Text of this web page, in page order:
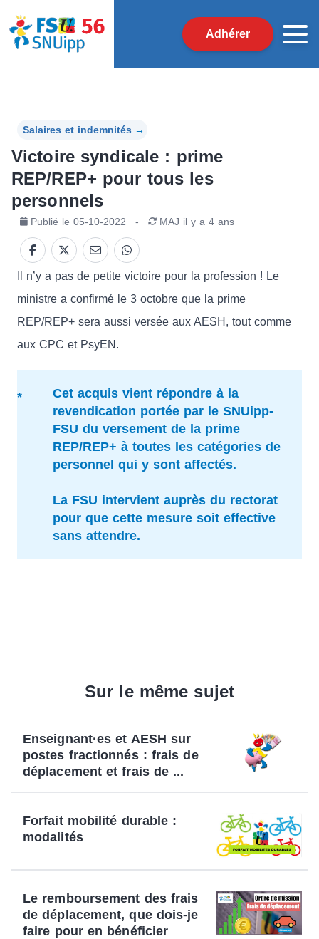
Adhérer
Salaires et indemnités →
Victoire syndicale : prime
REP/REP+ pour tous les
personnels
Publié le 05-10-2022 - MAJ il y a 4 ans
Il n’y a pas de petite victoire pour la profession ! Le
ministre a confirmé le 3 octobre que la prime
REP/REP+ sera aussi versée aux AESH, tout comme
aux CPC et PsyEN.
Cet acquis vient répondre à la
revendication portée par le SNUipp-
FSU du versement de la prime
REP/REP+ à toutes les catégories de
personnel qui y sont affectés.
La FSU intervient auprès du rectorat
pour que cette mesure soit effective
sans attendre.
Sur le même sujet
Enseignant·es et AESH sur
postes fractionnés : frais de
déplacement et frais de ...
Forfait mobilité durable :
modalités
Le remboursement des frais
de déplacement, que dois-je
faire pour en bénéficier